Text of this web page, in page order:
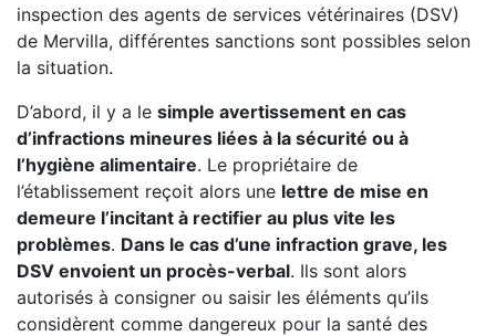
inspection des agents de services vétérinaires (DSV)
de Mervilla, différentes sanctions sont possibles selon
la situation.
D’abord, il y a le simple avertissement en cas
d’infractions mineures liées à la sécurité ou à
l’hygiène alimentaire. Le propriétaire de
l’établissement reçoit alors une lettre de mise en
demeure l’incitant à rectifier au plus vite les
problèmes. Dans le cas d’une infraction grave, les
DSV envoient un procès-verbal. Ils sont alors
autorisés à consigner ou saisir les éléments qu’ils
considèrent comme dangereux pour la santé des